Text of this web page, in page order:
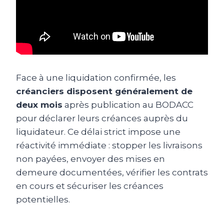
Face à une liquidation confirmée, les
créanciers disposent généralement de
deux mois après publication au BODACC
pour déclarer leurs créances auprès du
liquidateur. Ce délai strict impose une
réactivité immédiate : stopper les livraisons
non payées, envoyer des mises en
demeure documentées, vérifier les contrats
en cours et sécuriser les créances
potentielles.